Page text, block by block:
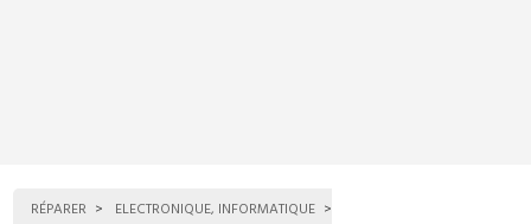
RÉPARER
ELECTRONIQUE, INFORMATIQUE